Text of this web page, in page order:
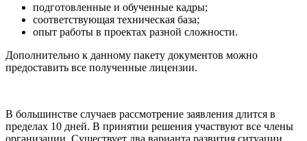
подготовленные и обученные кадры;
соответствующая техническая база;
опыт работы в проектах разной сложности.
Дополнительно к данному пакету документов можно
предоставить все полученные лицензии.
В большинстве случаев рассмотрение заявления длится в
пределах 10 дней. В принятии решения участвуют все члены
организации. Существует два варианта развития ситуации.